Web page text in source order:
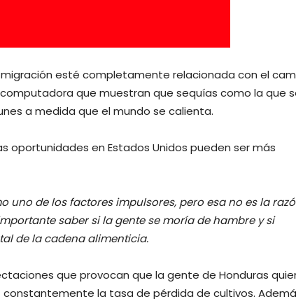
esté completamente relacionada con el
que muestran que sequías como la que
a medida que el mundo se calienta.
oportunidades en Estados Unidos pueden ser más
uno de los factores impulsores, pero esa no es la
saber si la gente se moría de hambre y si
de la cadena alimenticia.
que provocan que la gente de Honduras
constantemente la tasa de pérdida de cultivos.